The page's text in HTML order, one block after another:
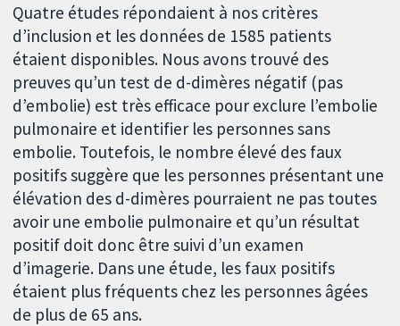
Quatre études répondaient à nos critères
d’inclusion et les données de 1585 patients
étaient disponibles. Nous avons trouvé des
preuves qu’un test de d-dimères négatif (pas
d’embolie) est très efficace pour exclure l’embolie
pulmonaire et identifier les personnes sans
embolie. Toutefois, le nombre élevé des faux
positifs suggère que les personnes présentant une
élévation des d-dimères pourraient ne pas toutes
avoir une embolie pulmonaire et qu’un résultat
positif doit donc être suivi d’un examen
d’imagerie. Dans une étude, les faux positifs
étaient plus fréquents chez les personnes âgées
de plus de 65 ans.